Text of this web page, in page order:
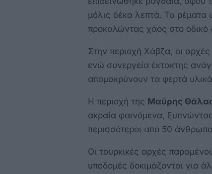
μόλις δέκα λεπτά. Τα ρέματα
προκαλώντας χάος στο οδικό
Στην περιοχή Χάβζα, οι
ενώ συνεργεία έκτακτης
απομακρύνουν τα φερτά
Η περιοχή της Μαύρης
ακραία φαινόμενα,
περισσότεροι από 50
Οι τουρκικές αρχές
υποδομές δοκιμάζονται για